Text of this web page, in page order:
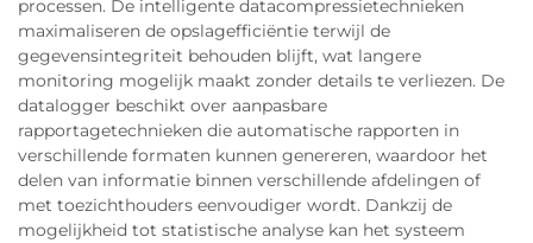
processen. De intelligente datacompressietechnieken
maximaliseren de opslagefficiëntie terwijl de
gegevensintegriteit behouden blijft, wat langere
monitoring mogelijk maakt zonder details te verliezen. De
datalogger beschikt over aanpasbare
rapportagetechnieken die automatische rapporten in
verschillende formaten kunnen genereren, waardoor het
delen van informatie binnen verschillende afdelingen of
met toezichthouders eenvoudiger wordt. Dankzij de
mogelijkheid tot statistische analyse kan het systeem